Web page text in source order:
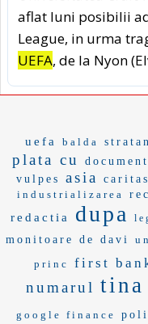
aflat luni posibilii
League, in urma
UEFA, de la Nyon
uefa balda stratan
plata cu
vulpes asia caritas
industrializarea
redactia dupa
monitoare
de davi
princ
first
numarul tina
google finance